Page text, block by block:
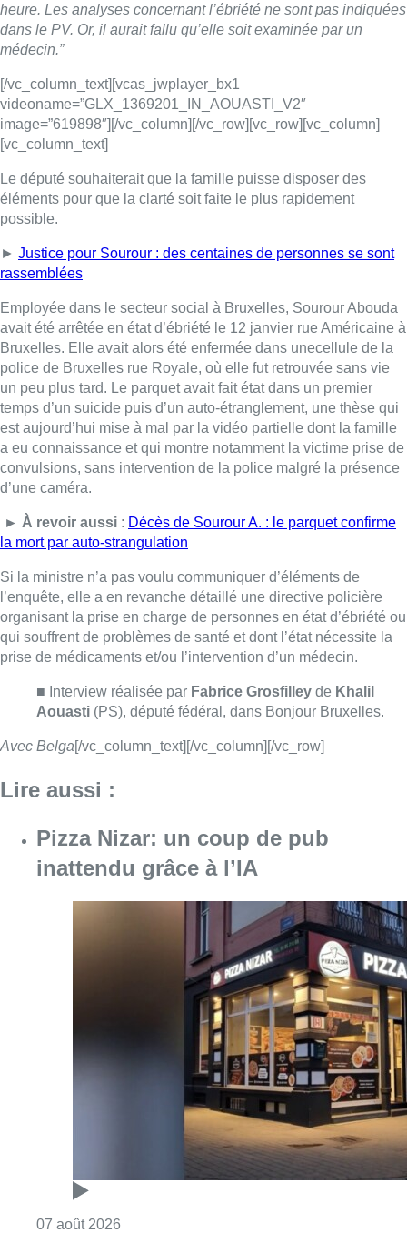
►Justice pour Sourour : des centaines de personnes se sont
rassemblées
avait été arrêtée en état d’ébriété le 12 janvier rue Américaine à
Bruxelles. Elle avait alors été enfermée dans unecellule de la
police de Bruxelles rue Royale, où elle fut retrouvée sans vie
un peu plus tard. Le parquet avait fait état dans un premier
est aujourd’hui mise à mal par la vidéo partielle dont la famille
a eu connaissance et qui montre notamment la victime prise de
convulsions, sans intervention de la police malgré la présence
d’une caméra.
► À revoir aussi
la mort par auto-strangulation
Si la ministre n’a pas voulu communiquer d’éléments de
l’enquête, elle a en revanche détaillé une directive policière
organisant la prise en charge de personnes en état d’ébriété ou
qui souffrent de problèmes de santé et dont l’état nécessite la
prise de médicaments et/ou l’intervention d’un médecin.
■ Interview réalisée parFabrice GrosfilleydeKhalil
Aouasti(PS), député fédéral, dans Bonjour Bruxelles.
Lire aussi :
Pizza Nizar: un coup de pub
inattendu grâce à l’IA
Consulter l'article "Pizza Nizar: un coup de
Foire du Midi: les visiteurs au
rendez-vous grâce à la météo